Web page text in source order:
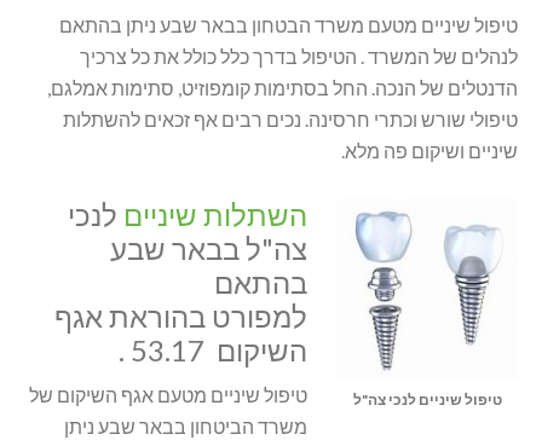
טיפול שיניים מטעם משרד הבטחון בבאר שבע ניתן בהתאם
לנהלים של המשרד . הטיפול בדרך כלל כולל את כל צרכיך
הדנטלים של הנכה. החל בסתימות קומפוזיט, סתימות אמלגם,
טיפולי שורש וכתרי חרסינה. נכים רבים אף זכאים להשתלות
שיניים ושיקום פה מלא.
טיפול שיניים לנכי צה"ל
השתלות שיניים לנכי
צה"ל בבאר שבע
בהתאם
למפורט בהוראת אגף
השיקום 53.17 .
טיפול שיניים מטעם אגף השיקום של
משרד הביטחון בבאר שבע ניתן